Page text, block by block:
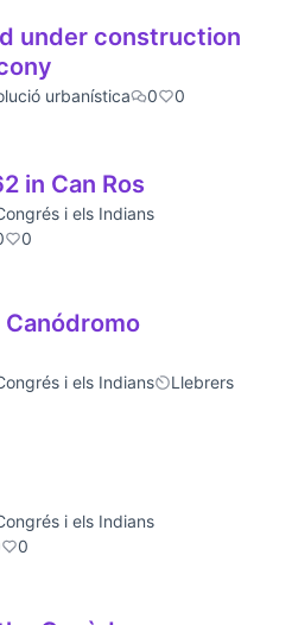
under construction
urbanística 0 0
in Can Ros
i els Indians
0
i els Indians
Llebrers
i els Indians
0